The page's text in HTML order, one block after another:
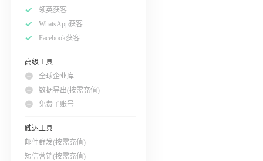
领英获客
WhatsApp获客
Facebook获客
高级工具
全球企业库
数据导出(按需充值)
免费子账号
触达工具
邮件群发(按需充值)
短信营销(按需充值)